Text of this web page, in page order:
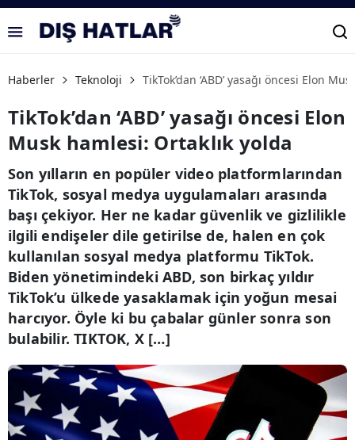
Haberler Teknoloji TikTok’dan ‘ABD’ yasağı öncesi Elon
TikTok’dan ‘ABD’ yasağı öncesi Elon
Musk hamlesi: Ortaklık yolda
Son yılların en popüler video platformlarından
TikTok, sosyal medya uygulamaları arasında
başı çekiyor. Her ne kadar güvenlik ve gizlilikle
ilgili endişeler dile getirilse de, halen en çok
kullanılan sosyal medya platformu TikTok.
Biden yönetimindeki ABD, son birkaç yıldır
TikTok’u ülkede yasaklamak için yoğun mesai
harcıyor. Öyle ki bu çabalar günler sonra son
bulabilir. TIKTOK, X […]